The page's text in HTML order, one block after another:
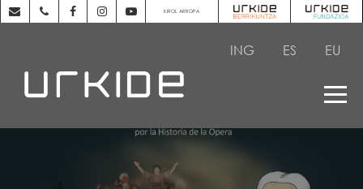
KIROL ARROPA
ING ES EU